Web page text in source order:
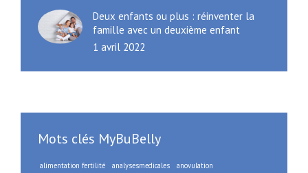
Deux enfants ou plus : réinventer la
famille avec un deuxième enfant
1 avril 2022
Mots clés MyBuBelly
alimentation fertilité analysesmedicales anovulation